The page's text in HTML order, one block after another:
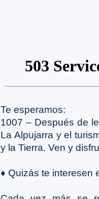
Te esperamos:
1007 – Después de
La Alpujarra y el
y la Tierra. Ven y
♦ Quizás te interesen